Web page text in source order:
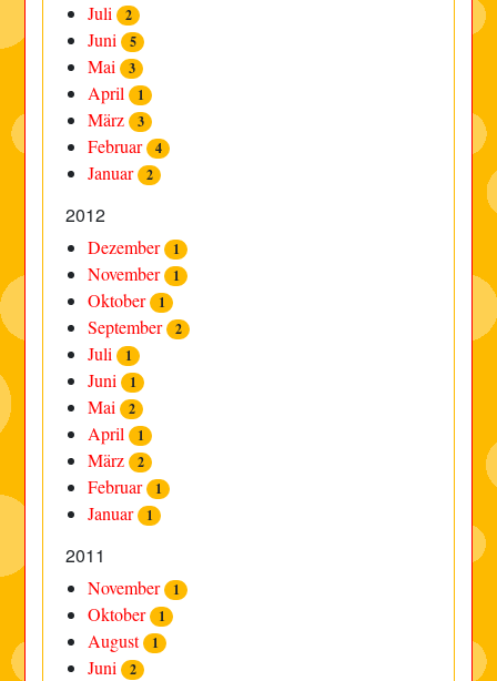
Juli 2
Juni 5
Mai 3
April 1
März 3
Februar 4
Januar 2
2012
Dezember 1
November 1
Oktober 1
September 2
Juli 1
Juni 1
Mai 2
April 1
März 2
Februar 1
Januar 1
2011
November 1
Oktober 1
August 1
Juni 2